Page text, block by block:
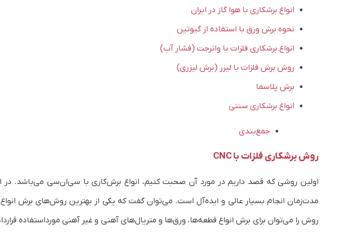
انواع برشکاری با هوا گاز در ایران
نحوه برش ورق با استفاده از گیوتین
انواع برشکاری فلزات با واترجت (فشار آب)
روش برش فلزات با لیزر (برش لیزری)
برش پلاسما
انواع برشکاری سنتی
جمع‌بندی
روش برشکاری فلزات با CNC
اولین روشی که قصد داریم در مورد آن صحبت کنیم، انواع برش‌کاری با سی‌ان‌سی
مدت‌زمان انجام بسیار عالی و ایده‌آل است. می‌توان گفت که یکی از بهترین روش‌های برش
روش را می‌توان برای برش انواع قطعه‌ها، ورق‌ها و متریال‌های آهنی و غیر آهنی مورداستفاده